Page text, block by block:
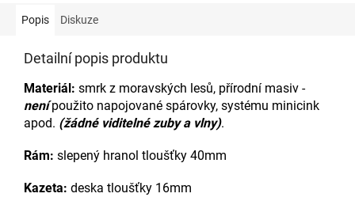
Popis Diskuze
Detailní popis produktu
Materiál: smrk z moravských lesů, přírodní masiv -
nenípoužito napojované spárovky, systému minicink
apod. (žádné viditelné zuby a vlny).
Rám: slepený hranol tloušťky 40mm
Kazeta: deska tloušťky 16mm